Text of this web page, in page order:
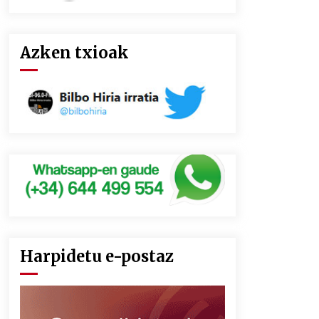
Azken txioak
Harpidetu e-postaz